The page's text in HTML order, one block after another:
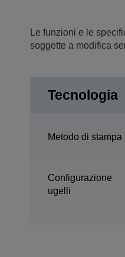
Le funzioni e le
soggette a modifica
Tecnologia
Metodo di stampa
Configurazione
ugelli